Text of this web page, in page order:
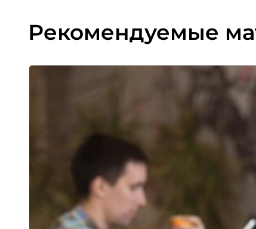
Рекомендуемые